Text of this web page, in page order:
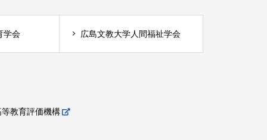
学会 広島文教大学人間福祉学会
教育評価機構